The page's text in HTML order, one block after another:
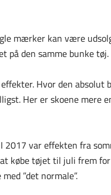
mærker kan være
på den samme bunke tøj.
Hvor den absolut
Her er skoene mere
2017 var effekten fra
købe tøjet til juli frem
”det normale”.